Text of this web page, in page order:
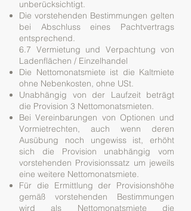
unberücksichtigt.
Die vorstehenden Bestimmungen gelten
bei Abschluss eines Pachtvertrags
entsprechend.
6.7 Vermietung und Verpachtung von
Ladenflächen / Einzelhandel
Die Nettomonatsmiete ist die Kaltmiete
ohne Nebenkosten, ohne USt.
Unabhängig von der Laufzeit beträgt
die Provision 3 Nettomonatsmieten.
Bei Vereinbarungen von Optionen und
Vormietrechten, auch wenn deren
Ausübung noch ungewiss ist, erhöht
sich die Provision unabhängig vom
vorstehenden Provisionssatz um jeweils
eine weitere Nettomonatsmiete.
Für die Ermittlung der Provisionshöhe
gemäß vorstehenden Bestimmungen
wird als Nettomonatsmiete die